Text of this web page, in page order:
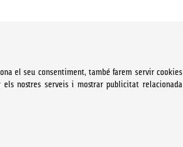
el seu consentiment, també farem servir cookies
nostres serveis i mostrar publicitat relacionada